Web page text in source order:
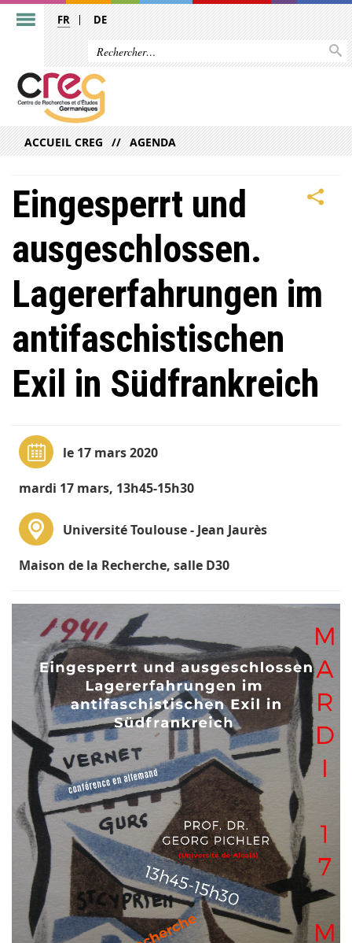
FR DE
ACCUEIL CREG AGENDA
Eingesperrt und
ausgeschlossen.
Lagererfahrungen im
antifaschistischen
Exil in Südfrankreich
le 17 mars 2020
mardi 17 mars, 13h45-15h30
Université Toulouse - Jean Jaurès
Maison de la Recherche, salle D30